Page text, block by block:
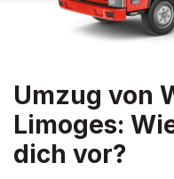
Umzug von
Limoges:
dich vor?